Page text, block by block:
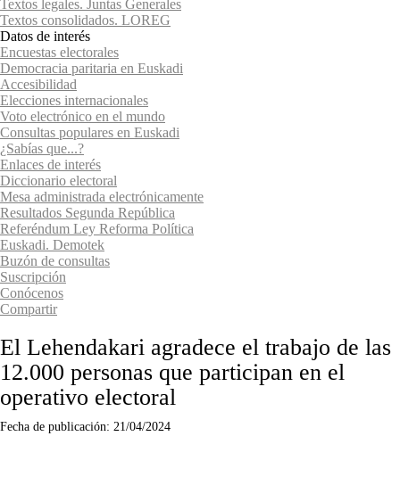
Textos legales. Juntas Generales
Textos consolidados. LOREG
Datos de interés
Encuestas electorales
Democracia paritaria en Euskadi
Accesibilidad
Elecciones internacionales
Voto electrónico en el mundo
Consultas populares en Euskadi
¿Sabías que...?
Enlaces de interés
Diccionario electoral
Mesa administrada electrónicamente
Resultados Segunda República
Referéndum Ley Reforma Política
Euskadi. Demotek
Buzón de consultas
Suscripción
Conócenos
Compartir
El Lehendakari agradece el trabajo de las
12.000 personas que participan en el
operativo electoral
Fecha de publicación: 21/04/2024